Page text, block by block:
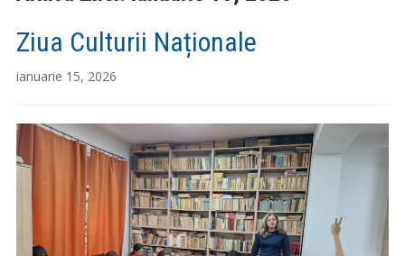
Ziua Culturii Naționale
ianuarie 15, 2026